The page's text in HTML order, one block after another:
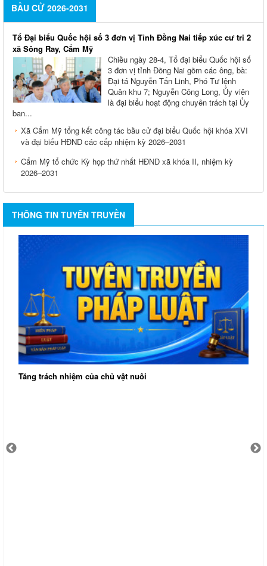
BẦU CỬ 2026-2031
Tổ Đại biểu Quốc hội số 3 đơn vị Tỉnh Đồng Nai tiếp xúc cư tri 2
xã Sông Ray, Cẩm Mỹ
Chiều ngày 28-4, Tổ đại biểu Quốc hội số
3 đơn vị tỉnh Đồng Nai gồm các ông, bà:
Đại tá Nguyễn Tấn Linh, Phó Tư lệnh
Quân khu 7; Nguyễn Công Long, Ủy viên
là đại biểu hoạt động chuyên trách tại Ủy
ban...
Xã Cẩm Mỹ tổng kết công tác bầu cử đại biểu Quốc hội khóa XVI
và đại biểu HĐND các cấp nhiệm kỳ 2026–2031
Cẩm Mỹ tổ chức Kỳ họp thứ nhất HĐND xã khóa II, nhiệm kỳ
2026–2031
THÔNG TIN TUYÊN TRUYỀN
Tăng trách nhiệm của chủ vật nuôi